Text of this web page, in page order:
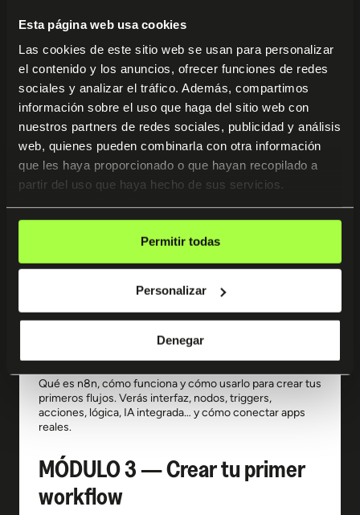
Esta página web usa cookies
Las cookies de este sitio web se usan para personalizar
el contenido y los anuncios, ofrecer funciones de redes
sociales y analizar el tráfico. Además, compartimos
información sobre el uso que haga del sitio web con
nuestros partners de redes sociales, publicidad y análisis
web, quienes pueden combinarla con otra información
que les haya proporcionado o que hayan recopilado a
partir del uso que haya hecho de sus servicios.
Permitir todas
Personalizar
Denegar
Contenido del
curso
MÓDULO 1 — Conoce a tu
mentor y lo que vas a aprender
Bienvenida con Iván Monells: quién es, cómo enseña y
MÓDULO 2 — n8n
Qué es n8n, cómo funciona y cómo usarlo para crear tus
primeros flujos. Verás interfaz, nodos, triggers,
acciones, lógica, IA integrada… y cómo conectar apps
reales.
MÓDULO 3 — Crear tu primer
workflow